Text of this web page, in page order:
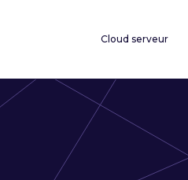
Cloud serveur